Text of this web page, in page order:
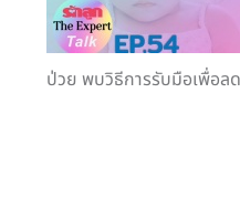
ป่วย พบวิธีการรับมือเพื่อ